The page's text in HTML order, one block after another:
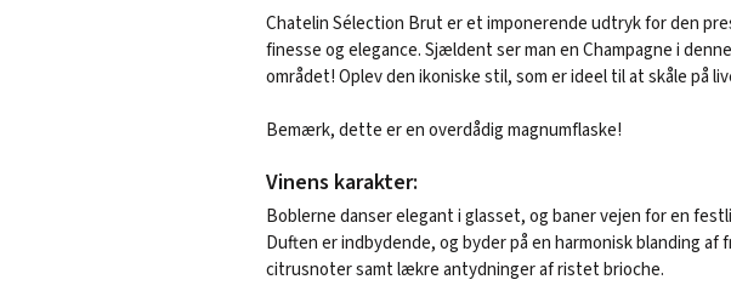
Chatelin Sélection Brut er et imponerende udtryk for den
finesse og elegance. Sjældent ser man en Champagne i
området! Oplev den ikoniske stil, som er ideel til at skåle på
Bemærk, dette er en overdådig magnumflaske!
Vinens karakter:
Boblerne danser elegant i glasset, og baner vejen for en
Duften er indbydende, og byder på en harmonisk blanding
citrusnoter samt lækre antydninger af ristet brioche.